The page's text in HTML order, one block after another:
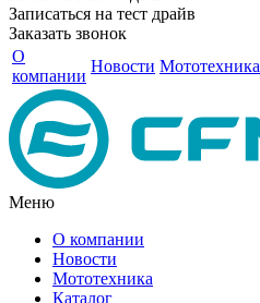
Записаться на тест драйв
Заказать звонок
О
компании
Новости Мототехника
Меню
О компании
Новости
Мототехника
Каталог